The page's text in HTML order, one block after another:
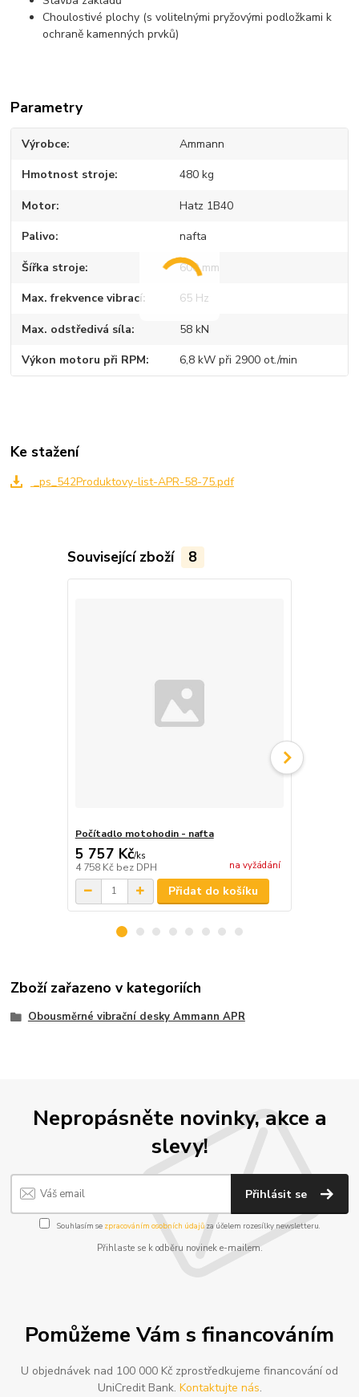
Choulostivé plochy (s volitelnými pryžovými podložkami k
ochraně kamenných prvků)
Parametry
Výrobce Ammann
Hmotnost stroje 480 kg
Motor Hatz 1B40
Palivo nafta
Šířka stroje 600 mm
Max. frekvence vibrací 65 Hz
Max. odstředivá síla 58 kN
Výkon motoru při RPM 6,8 kW při 2900 ot./min
Ke stažení
_ps_542Produktovy-list-APR-58-75.pdf
Související zboží 8
Počítadlo motohodin - nafta
5 757 Kč/ks
4 758 Kč bez DPH na vyžádání
Přidat do košíku
Zboží zařazeno v kategoriích
Obousměrné vibrační desky Ammann APR
Nepropásněte novinky, akce a
slevy!
Přihlásit se
Souhlasím se zpracováním osobních údajůza účelem rozesílky newsletteru.
Přihlaste se k odběru novinek e-mailem.
Pomůžeme Vám s financováním
U objednávek nad 100 000 Kč zprostředkujeme financování od
UniCredit Bank. Kontaktujte nás.